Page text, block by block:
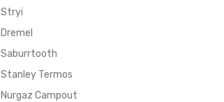
Stryi
Dremel
Saburrtooth
Stanley Termos
Nurgaz Campout